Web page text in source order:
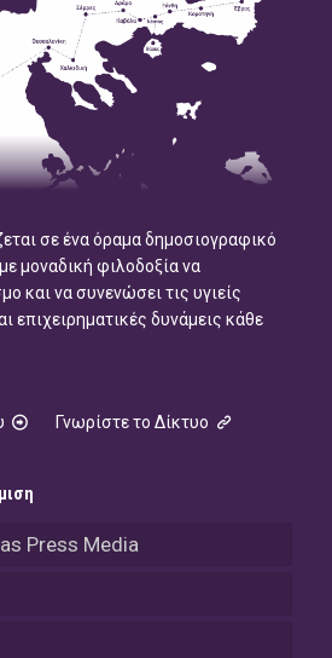
σε ένα όραμα δημοσιογραφικό
μοναδική φιλοδοξία να
και να συνενώσει τις υγιείς
επιχειρηματικές δυνάμεις κάθε
Γνωρίστε το Δίκτυο
Press Media